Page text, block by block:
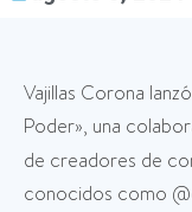
Vajillas Corona
Poder», una
de creadores de
conocidos como